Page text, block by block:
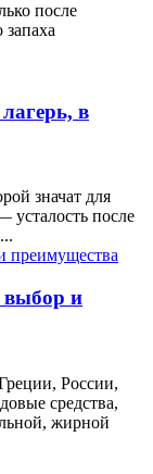
после
в
значат для
усталость после
и
России,
средства,
жирной